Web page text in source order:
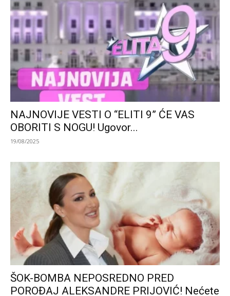
NAJNOVIJE VESTI O “ELITI 9” ĆE VAS
OBORITI S NOGU! Ugovor...
19/08/2025
ŠOK-BOMBA NEPOSREDNO PRED
POROĐAJ ALEKSANDRE PRIJOVIĆ! Nećete